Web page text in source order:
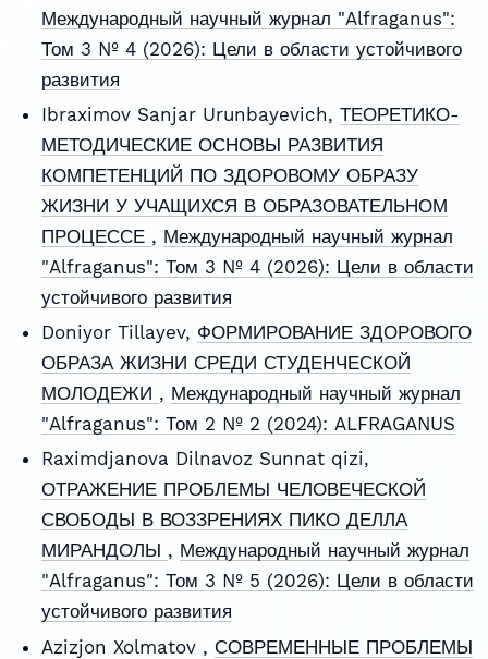
Международный научный журнал "Alfraganus":
Том 3 № 4 (2026): Цели в области устойчивого
развития
Ibraximov Sanjar Urunbayevich, ТЕОРЕТИКО-
МЕТОДИЧЕСКИЕ ОСНОВЫ РАЗВИТИЯ
КОМПЕТЕНЦИЙ ПО ЗДОРОВОМУ ОБРАЗУ
ЖИЗНИ У УЧАЩИХСЯ В ОБРАЗОВАТЕЛЬНОМ
ПРОЦЕССЕ , Международный научный журнал
"Alfraganus": Том 3 № 4 (2026): Цели в области
устойчивого развития
Doniyor Tillayev, ФОРМИРОВАНИЕ ЗДОРОВОГО
ОБРАЗА ЖИЗНИ СРЕДИ СТУДЕНЧЕСКОЙ
МОЛОДЕЖИ , Международный научный журнал
"Alfraganus": Том 2 № 2 (2024): ALFRAGANUS
Raximdjanova Dilnavoz Sunnat qizi,
ОТРАЖЕНИЕ ПРОБЛЕМЫ ЧЕЛОВЕЧЕСКОЙ
СВОБОДЫ В ВОЗЗРЕНИЯХ ПИКО ДЕЛЛА
МИРАНДОЛЫ , Международный научный журнал
"Alfraganus": Том 3 № 5 (2026): Цели в области
устойчивого развития
Azizjon Xolmatov , СОВРЕМЕННЫЕ ПРОБЛЕМЫ